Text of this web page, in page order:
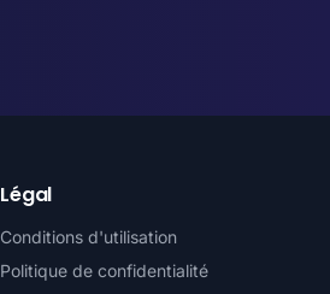
Légal
Conditions d'utilisation
Politique de confidentialité